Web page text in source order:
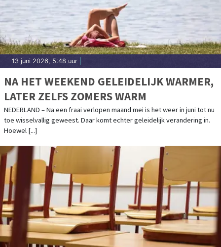
13 juni 2026, 5:48 uur
NA HET WEEKEND GELEIDELIJK WARMER,
LATER ZELFS ZOMERS WARM
NEDERLAND – Na een fraai verlopen maand mei is het weer in juni tot nu
toe wisselvallig geweest. Daar komt echter geleidelijk verandering in.
Hoewel [...]